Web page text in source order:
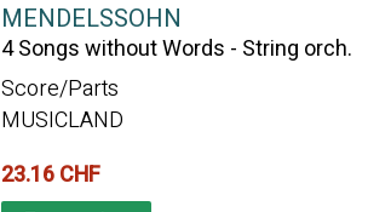
MENDELSSOHN
4 Songs without Words - String orch.
Score/Parts
MUSICLAND
23.16 CHF